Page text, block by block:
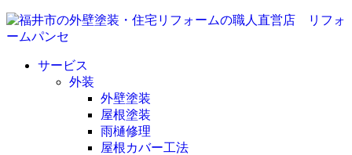
サービス
外装
外壁塗装
屋根塗装
雨樋修理
屋根カバー工法